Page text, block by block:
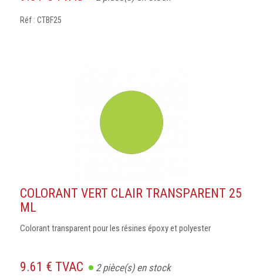
Réf : CTBF25
COLORANT VERT CLAIR TRANSPARENT 25
ML
Colorant transparent pour les résines époxy et polyester
9.61 € TVAC 2pièce(s) en stock